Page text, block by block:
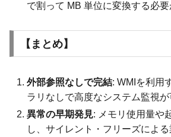
で割って MB 単位に変換する必要
【まとめ】
外部参照なしで完結: WMIを利用
ラリなしで高度なシステム監視が
異常の早期発見: メモリ使用量や
し、サイレント・フリーズによる